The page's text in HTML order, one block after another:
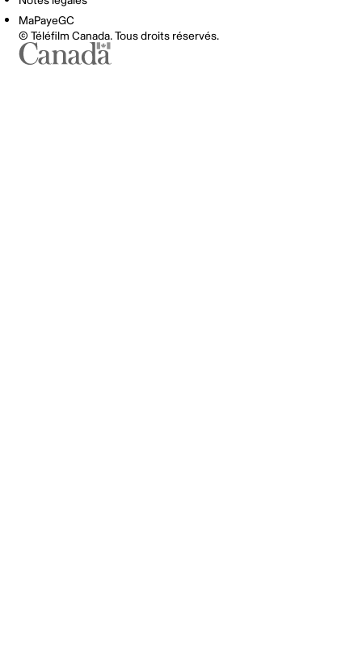
MaPayeGC
© Téléfilm Canada. Tous droits réservés.